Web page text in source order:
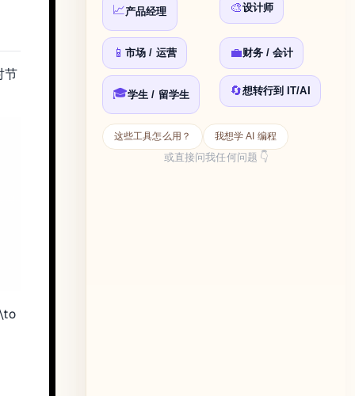
节
📈产品经理 🎨设计师
📱市场 / 运营 💼财务 / 会计
🎓学生 / 留学生 🔄想转行到 IT/AI
这些工具怎么用？ 我想学 AI 编程
或直接问我任何问题 👇